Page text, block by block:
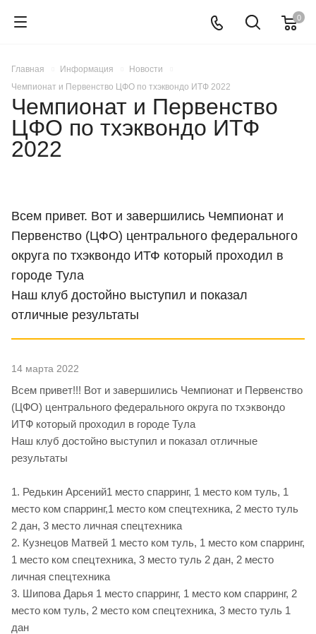
0
Главная Информация
Новости
Чемпионат и Первенство ЦФО по тхэквондо ИТФ 2022
Чемпионат и Первенство
ЦФО по тхэквондо ИТФ
2022
Всем привет. Вот и завершились Чемпионат и
Первенство (ЦФО) центрального федерального
округа по тхэквондо ИТФ который проходил в
городе Тула
Наш клуб достойно выступил и показал
отличные результаты
14 марта 2022
Всем привет!!! Вот и завершились Чемпионат и Первенство
(ЦФО) центрального федерального округа по тхэквондо
ИТФ который проходил в городе Тула
Наш клуб достойно выступил и показал отличные
результаты
1. Редькин Арсений1 место спарринг, 1 место ком туль, 1
место ком спарринг,1 место ком спецтехника, 2 место туль
2 дан, 3 место личная спецтехника
2. Кузнецов Матвей 1 место ком туль, 1 место ком спарринг,
1 место ком спецтехника, 3 место туль 2 дан, 2 место
личная спецтехника
3. Шипова Дарья 1 место спарринг, 1 место ком спарринг, 2
место ком туль, 2 место ком спецтехника, 3 место туль 1
дан